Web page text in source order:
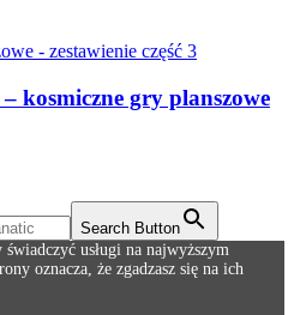
kosmiczne gry planszowe
Search Button
usługi na najwyższym
oznacza, że zgadzasz się na ich